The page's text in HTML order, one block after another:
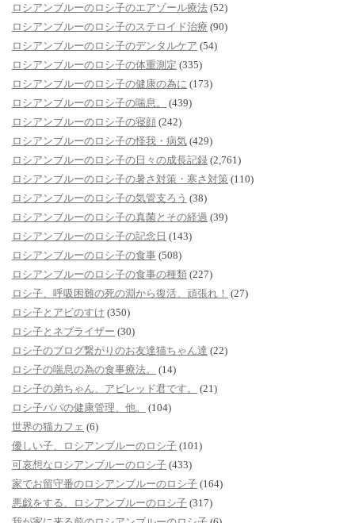
ロシアンブルーのロシ子のエアゾール療法 (52)
ロシアンブルーのロシ子のステロイド治療 (90)
ロシアンブルーのロシ子のデンタルケア (54)
ロシアンブルーのロシ子の体重測定 (335)
ロシアンブルーのロシ子の健康の為に (173)
ロシアンブルーのロシ子の喘息。
(439)
ロシアンブルーのロシ子の寝顔 (242)
ロシアンブルーのロシ子の怪我・病気 (429)
ロシアンブルーのロシ子の日々の成長記録 (2,761)
ロシアンブルーのロシ子の暑さ対策・寒さ対策 (110)
ロシアンブルーのロシ子の気管支ろう (38)
ロシアンブルーのロシ子の真菌とその経過 (39)
ロシアンブルーのロシ子の記念日 (143)
ロシアンブルーのロシ子の食事 (508)
ロシアンブルーのロシ子の食事の種類 (227)
ロシ子、呼吸困難の死の淵から復活、頑張れ！ (27)
ロシ子とアビのすけ (350)
ロシ子とネブライザー (30)
ロシ子のブログ繋がりのお友達猫ちゃん達 (22)
ロシ子の喘息の為の食事療法。
(14)
ロシ子の弟ちゃん、アビレッド君です。
(21)
ロシ子パパの健康管理、他。
(104)
世界の猫カフェ (6)
優しい子、ロシアンブルーのロシ子 (101)
可哀想なロシアンブルーのロシ子 (433)
家でお留守番のロシアンブルーのロシ子 (164)
悪戯をする、ロシアンブルーのロシ子 (317)